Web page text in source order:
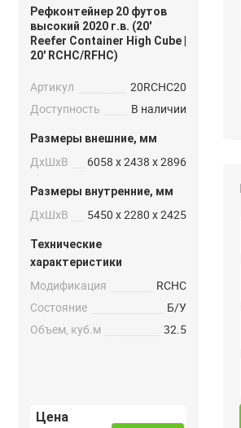
Рефконтейнер 20 футов
высокий 2020 г.в. (20′
Reefer Container High Cube |
20′ RCHC/RFHC)
Артикул
20RCHC20
Доступность
В наличии
Размеры внешние, мм
ДxШxВ 6058 x 2438 x 2896
Размеры внутренние, мм
ДxШxВ 5450 x 2280 x 2425
Технические
характеристики
Модификация
RCHC
Состояние
Б/У
Объем, куб.м
32.5
Цена